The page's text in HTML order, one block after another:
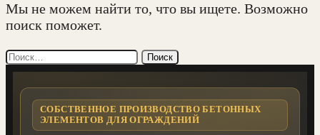
Мы не можем найти то, что вы ищете. Возможно
поиск поможет.
СОБСТВЕННОЕ ПРОИЗВОДСТВО БЕТОННЫХ
ЭЛЕМЕНТОВ ДЛЯ ОГРАЖДЕНИЙ